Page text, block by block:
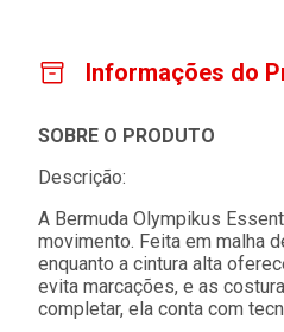
Informações do
SOBRE O PRODUTO
Descrição:
A Bermuda Olympikus
movimento. Feita em malha
enquanto a cintura alta
evita marcações, e as
completar, ela conta com